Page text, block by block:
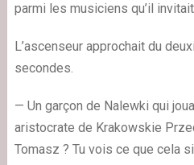
parmi les musiciens qu’il
L’ascenseur approchait du
secondes.
— Un garçon de Nalewki qui
aristocrate de Krakowskie
Tomasz ? Tu vois ce que cela